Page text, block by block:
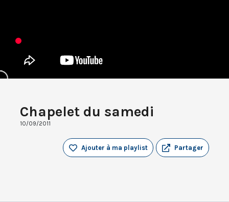
Chapelet du samedi
10/09/2011
Partager
Ajouter à ma playlist